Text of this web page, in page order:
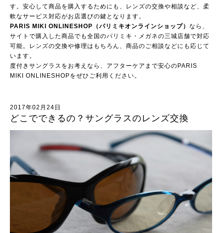
す。安心して商品を購入するためにも、レンズの交換や相談など、柔
軟なサービス対応がお店選びの鍵となります。
PARIS MIKI ONLINESHOP（パリミキオンラインショップ） なら、
サイトで購入した商品でも全国のパリミキ・メガネの三城店舗で対応
可能。レンズの交換や修理はもちろん、商品のご相談などにも応じて
います。
度付きサングラスをお考えなら、アフターケアまで安心のPARIS
MIKI ONLINESHOPをぜひご利用ください。
2017年02月24日
どこでできるの？サングラスのレンズ交換